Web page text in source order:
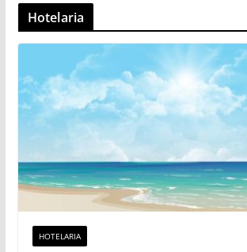
Hotelaria
HOTELARIA